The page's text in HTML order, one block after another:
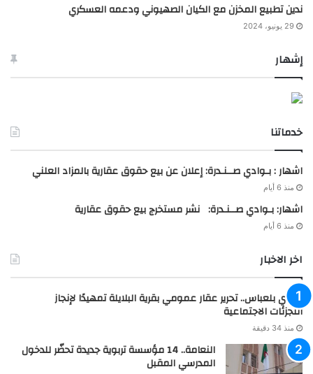
ندين تطبيع المخزن مع الكيان الصهيوني ودعمه العسكري
29 يونيو، 2024
إشهار
خدماتنا
اشهار : بـوادي صــنـدرة: إعلان عن بيع حقوق عقارية بالمزاد العلني
منذ 6 أيام
اشهار: بـوادي صــنـدرة: نشر مستخرج بيع حقوق عقارية
منذ 6 أيام
اخر الاخبار
سيدي بلعباس.. تحرير عقار عمومي بقرية البلايلة تمهيدًا لإنجاز
التجزئات الاجتماعية
منذ 34 دقيقة
النعامة.. 14 مؤسسة تربوية جديدة تحضّر للدخول
المدرسي المقبل